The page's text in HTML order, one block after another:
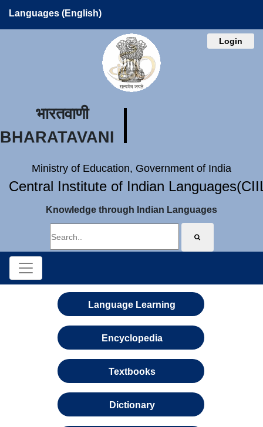
Languages (English)
Login
भारतवाणी
BHARATAVANI
Ministry of Education, Government of India
Central Institute of Indian
Knowledge through Indian Languages
Language Learning
Encyclopedia
Textbooks
Dictionary